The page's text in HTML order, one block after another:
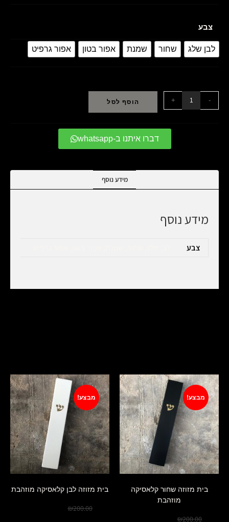
צבע
לבן שלג שחור שמנת אפור בטון אפור גרפיט
-
+ הוסף לסל
דברו איתנו ב-whatsapp
מידע נוסף
מידע נוסף
צבע
מבצע!
בית מזוזה שחור קלאסיקה
מוזהבת
₪200.00
מבצע!
בית מזוזה לבן קלאסיקה מוזהבת
₪200.00